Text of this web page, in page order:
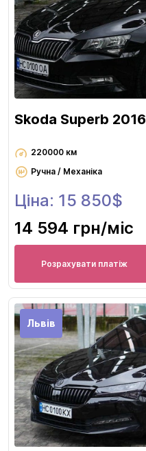
Skoda Superb 2016
220000 км
Ручна / Механіка
Ціна: 15 850$
14 594 грн/міс
Розрахувати платіж
Львів